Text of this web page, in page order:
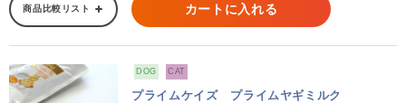
商品比較リスト カートに入れる
DOG CAT
プライムケイズ プライムヤギミルク